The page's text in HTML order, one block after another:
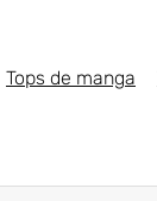
Tops de manga